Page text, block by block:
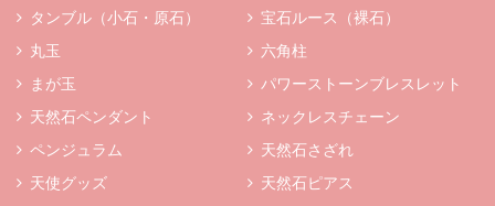
タンブル（小石・原石）
宝石ルース（裸石）
丸玉
六角柱
まが玉
パワーストーンブレスレット
天然石ペンダント
ネックレスチェーン
ペンジュラム
天然石さざれ
天使グッズ
天然石ピアス